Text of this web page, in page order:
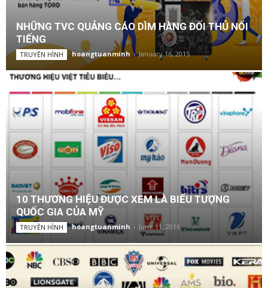
NHỮNG TVC QUẢNG CÁO DÌM HÀNG ĐỐI THỦ NỔI
TIẾNG
TRUYỀN HÌNH hoangtuanminh - January 16, 2015
10 THƯƠNG HIỆU ĐƯỢC XEM LÀ BIỂU TƯỢNG
QUỐC GIA CỦA MỸ
TRUYỀN HÌNH hoangtuanminh - June 11, 2016